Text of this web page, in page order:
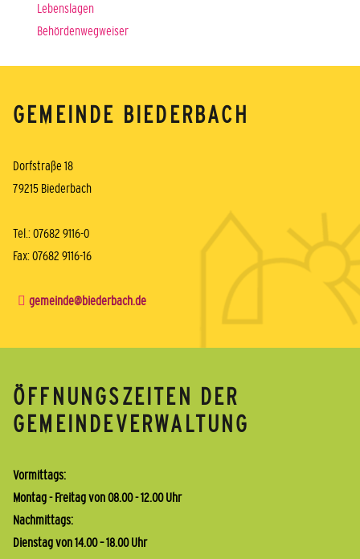
Lebenslagen
Behördenwegweiser
GEMEINDE BIEDERBACH
Dorfstraße 18
79215 Biederbach
Tel.: 07682 9116-0
Fax: 07682 9116-16
gemeinde@biederbach.de
ÖFFNUNGSZEITEN DER
GEMEINDEVERWALTUNG
Vormittags:
Montag - Freitag von 08.00 - 12.00 Uhr
Nachmittags:
Dienstag von 14.00 – 18.00 Uhr